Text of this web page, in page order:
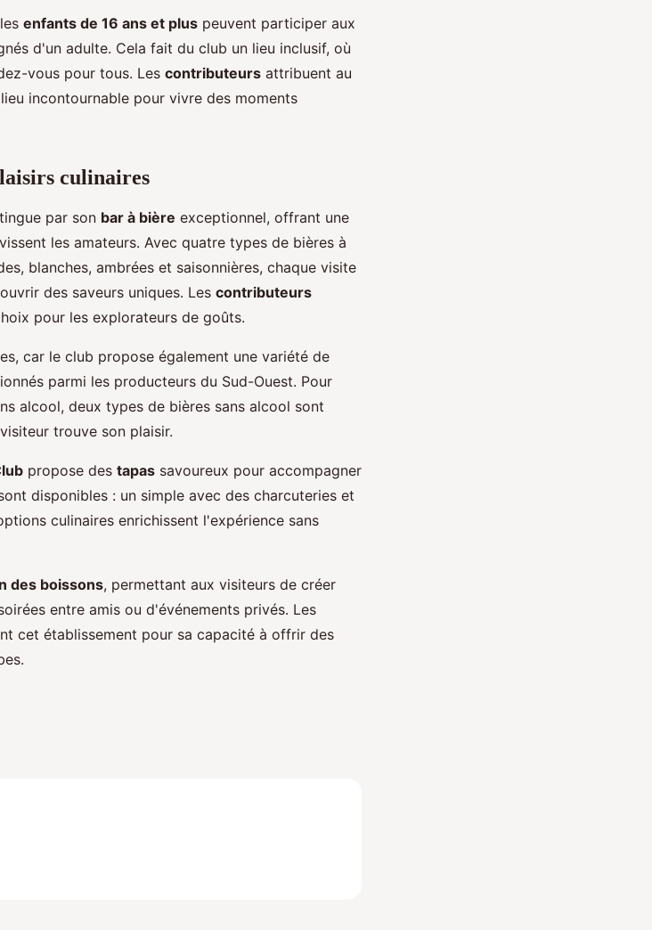
enfants de 16 ans et plus peuvent participer aux
d'un adulte. Cela fait du club un lieu inclusif, où
vous pour tous. Les contributeurs attribuent au
incontournable pour vivre des moments
culinaires
par son bar à bière exceptionnel, offrant une
les amateurs. Avec quatre types de bières à
blanches, ambrées et saisonnières, chaque visite
des saveurs uniques. Les contributeurs
pour les explorateurs de goûts.
car le club propose également une variété de
parmi les producteurs du Sud-Ouest. Pour
alcool, deux types de bières sans alcool sont
trouve son plaisir.
propose des tapas savoureux pour accompagner
disponibles : un simple avec des charcuteries et
culinaires enrichissent l'expérience sans
des boissons, permettant aux visiteurs de créer
entre amis ou d'événements privés. Les
cet établissement pour sa capacité à offrir des